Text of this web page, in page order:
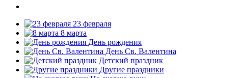
23 февраля
8 марта
День рождения
День Св. Валентина
Детский праздник
Другие праздники